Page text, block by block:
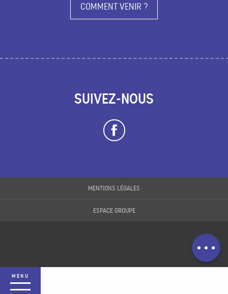
MENU
Prestations
COMMENT VENIR ?
SUIVEZ-NOUS
MENTIONS LÉGALES
ESPACE GROUPE